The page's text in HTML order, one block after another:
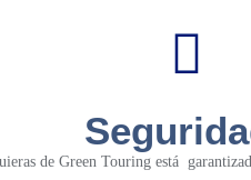
de Green Touring está